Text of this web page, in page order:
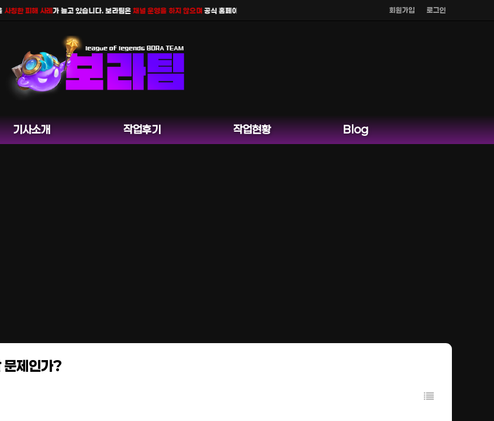
회원가입 로그인
해 사례가 늘고 있습니다. 보라팀은채널 운영을 하지 않으며공식 홈페이지 카카오톡 외 다른 채팅은 운영하지 않습니다.
기사소개 작업후기 작업현황 Blog
문제인가?